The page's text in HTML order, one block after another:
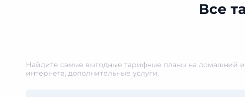
Все
Найдите самые выгодные тарифные планы на домашний
интернета, дополнительные услуги.